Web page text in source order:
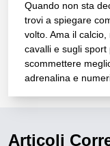
Quando non sta
trovi a spiegare
volto. Ama il
cavalli e sugli sport
scommettere
adrenalina e
Articoli